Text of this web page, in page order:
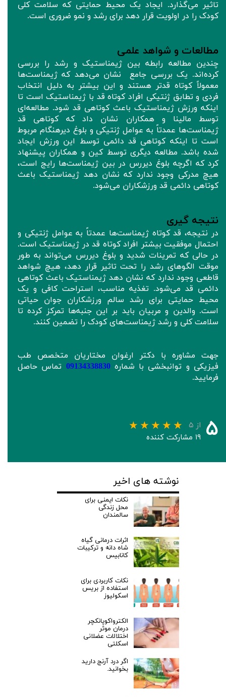
تاثیر می‌گذارد. ایجاد یک محیط حمایتی که سلامت کلی
کودک را در اولویت قرار دهد برای رشد و نمو ضروری است.
مطالعات و شواهد علمی
چندین مطالعه رابطه بین ژیمناستیک و رشد را بررسی
کرده‌اند. یک بررسی جامع نشان می‌دهد که ژیمناست‌ها
معمولاً کوتاه‌ قدتر هستند و این بیشتر به دلیل انتخاب
فردی و تطابق ژنتیکی افراد کوتاه قد با ژیمناستیک است تا
اینکه ورزش ژیمناستیک باعث کوتاهی قد شود. مطالعه‌ای
توسط مالینا و همکاران نشان داد که کوتاهی قد
ژیمناست‌ها عمدتاً به عوامل ژنتیکی و بلوغ دیرهنگام مربوط
است تا اینکه کوتاهی قد دائمی توسط این ورزش ایجاد
شده باشد. مطالعه دیگری توسط کین و همکاران پیشنهاد
کرد که اگرچه بلوغ دیررس در بین ژیمناست‌ها رایج است،
هیچ مدرکی وجود ندارد که نشان دهد ژیمناستیک باعث
کوتاهی دائمی قد ورزشکاران می‌شود.
نتیجه‌ گیری
در نتیجه، قد کوتاه ژیمناست‌ها عمدتاً به عوامل ژنتیکی و
احتمال موفقیت بیشتر افراد کوتاه قد در ژیمناستیک است.
در حالی که تمرینات شدید و بلوغ دیررس می‌تواند به طور
موقت الگوهای رشد را تحت تاثیر قرار دهد، هیچ شواهد
قاطعی وجود ندارد که نشان دهد ژیمناستیک باعث کوتاهی
دائمی قد می‌شود. تغذیه مناسب، استراحت کافی و یک
محیط حمایتی برای رشد سالم ورزشکاران جوان حیاتی
است. والدین و مربیان باید بر این جنبه‌ها تمرکز کرده تا
سلامت کلی و رشد ژیمناست‌های کودک را تضمین کنند.
جهت مشاوره با دکتر ارغوان مختاریان متخصص طب
فیزیکی و توانبخشی با شماره09134338830 تماس حاصل
فرمایید.
۵ از ۵
۱۹ مشارکت کننده
نوشته های اخیر
نکات ایمنی برای
محل زندگی
سالمندان
اثرات درمانی گیاه
شاه دانه و ترکیبات
کانابیس
نکات کاربردی برای
استفاده از بریس
اسکولیوز
الکترواکوپانکچر
درمان موثر
اختلالات عضلانی
اسکلتی
اگر درد آرنج دارید
بخوانید.